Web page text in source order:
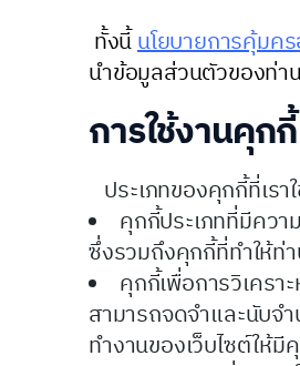
ทั้งนี้นโยบายการคุ้มค
นำข้อมูลส่วนตัวของท่าน
การใช้งานคุกกี้
ประเภทของคุกกี้ที่เร
คุกกี้ประเภทที่มีคว
ซึ่งรวมถึงคุกกี้ที่ทำให้ท่า
คุกกี้เพื่อการวิเครา
สามารถจดจำและนับจ
ทำงานของเว็บไซต์ให้